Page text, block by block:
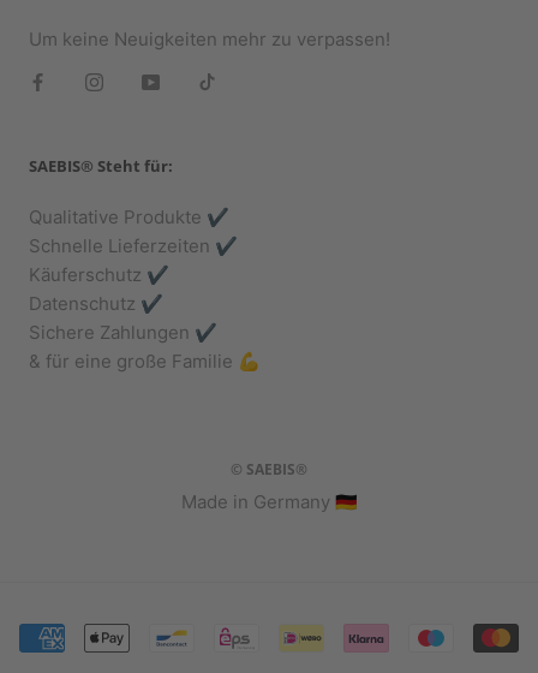
Um keine Neuigkeiten mehr zu verpassen!
SAEBIS® Steht für:
Qualitative Produkte ✔️
Schnelle Lieferzeiten ✔️
Käuferschutz ✔️
Datenschutz ✔️
Sichere Zahlungen ✔️
& für eine große Familie 💪
© SAEBIS®
Made in Germany 🇩🇪